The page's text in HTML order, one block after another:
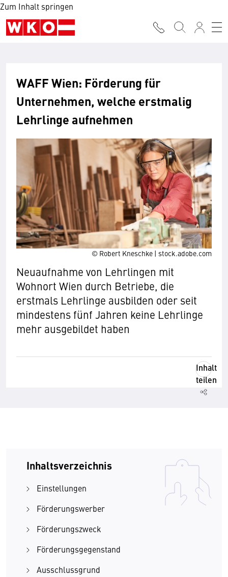
Zum Inhalt springen
© Robert Kneschke | stock.adobe.com
WAFF Wien: Förderung für
Unternehmen, welche erstmalig
Lehrlinge aufnehmen
Neuaufnahme von Lehrlingen mit
Wohnort Wien durch Betriebe, die
erstmals Lehrlinge ausbilden oder seit
mindestens fünf Jahren keine Lehrlinge
mehr ausgebildet haben
Inhalt
teilen
Inhaltsverzeichnis
Einstellungen
Förderungswerber
Förderungszweck
Förderungsgegenstand
Ausschlussgrund